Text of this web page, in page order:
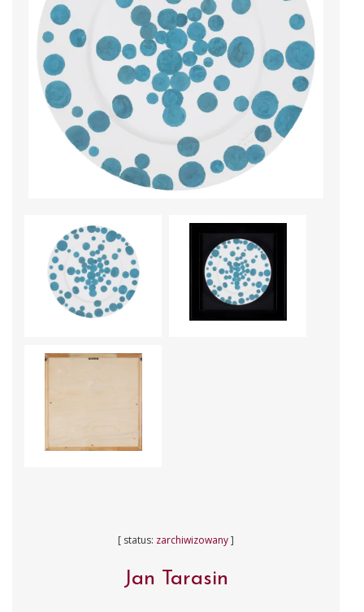
[ status: zarchiwizowany]
Jan Tarasin